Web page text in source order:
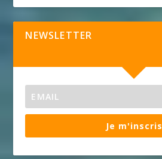
NEWSLETTER
Je m'inscris